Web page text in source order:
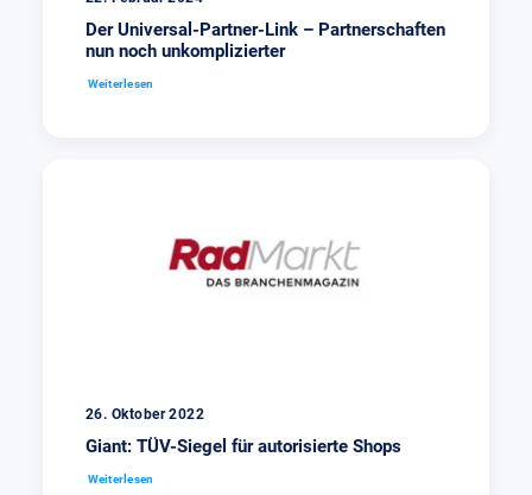
Der Universal-Partner-Link – Partnerschaften
nun noch unkomplizierter
Weiterlesen
26. Oktober 2022
Giant: TÜV-Siegel für autorisierte Shops
Weiterlesen